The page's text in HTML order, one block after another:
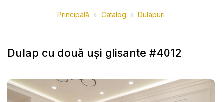
Principală » Catalog » Dulapuri
Dulap cu două uși glisante #4012